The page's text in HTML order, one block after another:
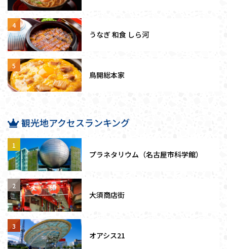
うなぎ 和食 しら河
鳥開総本家
観光地アクセスランキング
プラネタリウム（名古屋市科学館）
大須商店街
オアシス21